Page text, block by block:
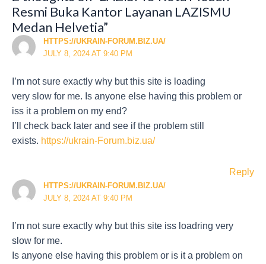
Resmi Buka Kantor Layanan LAZISMU
Medan Helvetia”
HTTPS://UKRAIN-FORUM.BIZ.UA/
JULY 8, 2024 AT 9:40 PM
I’m not sure exactly why but this site is loading
very slow for me. Is anyone else having this problem or
iss it a problem on my end?
I’ll check back later and see if the problem still
exists. https://ukrain-Forum.biz.ua/
Reply
HTTPS://UKRAIN-FORUM.BIZ.UA/
JULY 8, 2024 AT 9:40 PM
I’m not sure exactly why but this site iss loadring very
slow for me.
Is anyone else having this problem or is it a problem on